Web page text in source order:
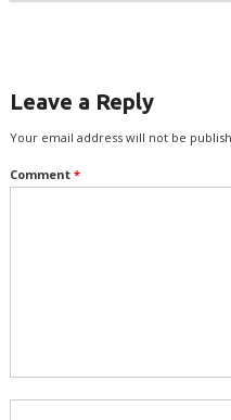
Leave a Reply
Your email address will not be
Comment *